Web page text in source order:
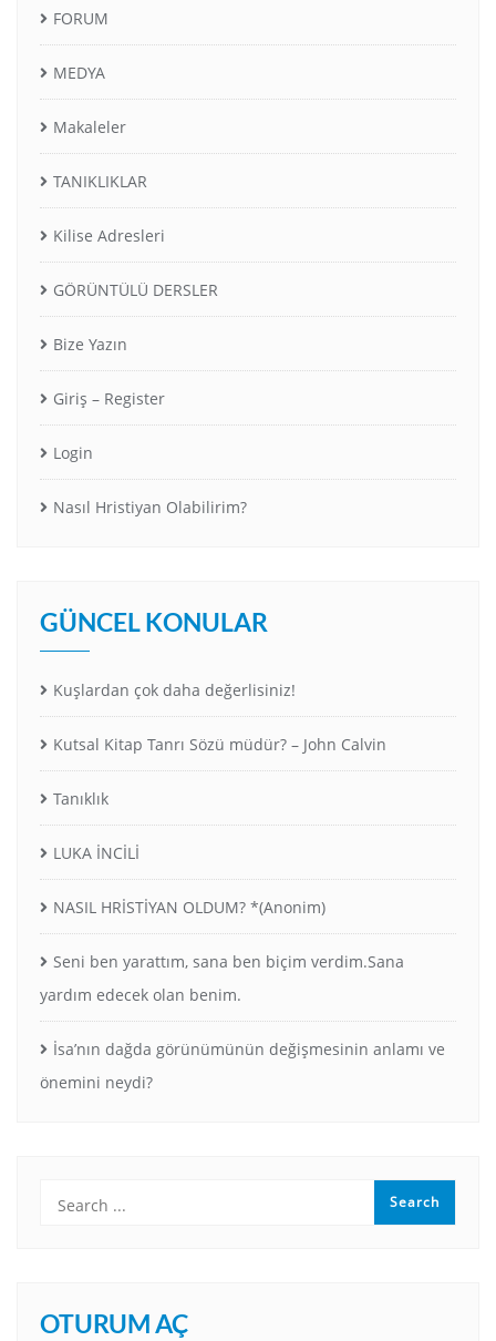
FORUM
MEDYA
Makaleler
TANIKLIKLAR
Kilise Adresleri
GÖRÜNTÜLÜ DERSLER
Bize Yazın
Giriş – Register
Login
Nasıl Hristiyan Olabilirim?
GÜNCEL KONULAR
Kuşlardan çok daha değerlisiniz!
Kutsal Kitap Tanrı Sözü müdür? – John Calvin
Tanıklık
LUKA İNCİLİ
NASIL HRİSTİYAN OLDUM? *(Anonim)
Seni ben yarattım, sana ben biçim verdim.Sana
yardım edecek olan benim.
İsa’nın dağda görünümünün değişmesinin anlamı ve
önemini neydi?
OTURUM AÇ